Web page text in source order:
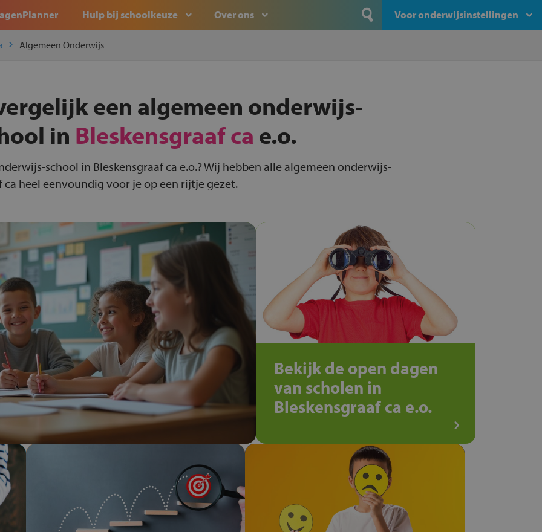
Hulp bij schoolkeuze Over ons Voor onderwijsinstellingen
Algemeen Onderwijs
een algemeen onderwijs-
in Bleskensgraaf ca e.o.
school in Bleskensgraaf ca e.o.? Wij hebben alle algemeen onderwijs-
ca heel eenvoundig voor je op een rijtje gezet.
Bekijk de open dagen
van scholen in
Bleskensgraaf ca e.o.